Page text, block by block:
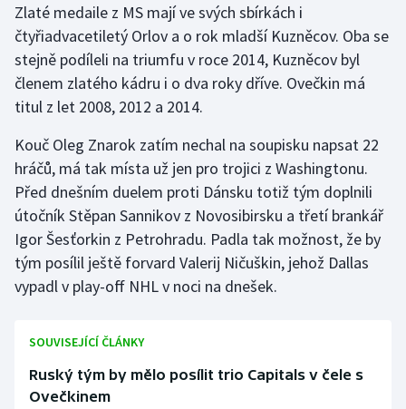
Triatlon
Veslování
Vodní slalom
Volejbal
Ostatní
Zlaté medaile z MS mají ve svých sbírkách i
čtyřiadvacetiletý Orlov a o rok mladší Kuzněcov. Oba se
stejně podíleli na triumfu v roce 2014, Kuzněcov byl
členem zlatého kádru i o dva roky dříve. Ovečkin má
titul z let 2008, 2012 a 2014.
Kouč Oleg Znarok zatím nechal na soupisku napsat 22
hráčů, má tak místa už jen pro trojici z Washingtonu.
Před dnešním duelem proti Dánsku totiž tým doplnili
útočník Stěpan Sannikov z Novosibirsku a třetí brankář
Igor Šesťorkin z Petrohradu. Padla tak možnost, že by
tým posílil ještě forvard Valerij Ničuškin, jehož Dallas
vypadl v play-off NHL v noci na dnešek.
SOUVISEJÍCÍ ČLÁNKY
Ruský tým by mělo posílit trio Capitals v čele s
Ovečkinem